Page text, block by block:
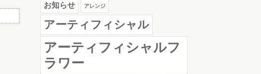
お知らせ アレンジ
アーティフィシャル
アーティフィシャルフ
ラワー